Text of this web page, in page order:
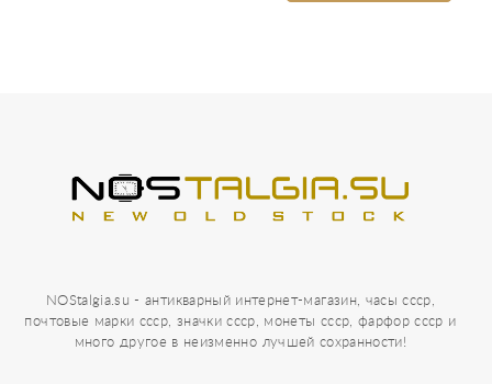
NOStalgia.su - антикварный интернет-магазин, часы ссср,
почтовые марки ссср, значки ссср, монеты ссср, фарфор ссср и
много другое в неизменно лучшей сохранности!